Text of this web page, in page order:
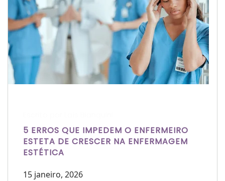
5 ERROS QUE IMPEDEM O ENFERMEIRO
ESTETA DE CRESCER NA ENFERMAGEM
ESTÉTICA
15 janeiro, 2026